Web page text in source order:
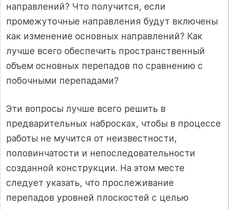
направлений? Что получится, если
промежуточные направления будут включены
как изменение основных направлений? Как
лучше всего обеспечить пространственный
объем основных перепадов по сравнению с
побочными перепадами?
Эти вопросы лучше всего решить в
предварительных набросках, чтобы в процессе
работы не мучится от неизвестности,
половинчатости и непоследовательности
созданной конструкции. На этом месте
следует указать, что прослеживание
перепадов уровней плоскостей с целью